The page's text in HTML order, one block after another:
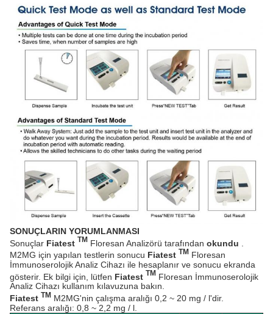
SONUÇLARIN YORUMLANMASI
Sonuçlar Fiatest TM Floresan Analizörü tarafından okundu
M2MG için yapılan testlerin sonucu Fiatest TM Floresan
İmmunoserolojik Analiz Cihazı ile hesaplanır ve sonucu ekranda
gösterir. Ek bilgi için, lütfen Fiatest TM Floresan İmmunoserolojik
Analiz Cihazı kullanım kılavuzuna bakın.
Fiatest TM M2MG'nin çalışma aralığı 0,2 ~ 20 mg / l'dir.
Referans aralığı: 0,8 ~ 2,2 mg / l.